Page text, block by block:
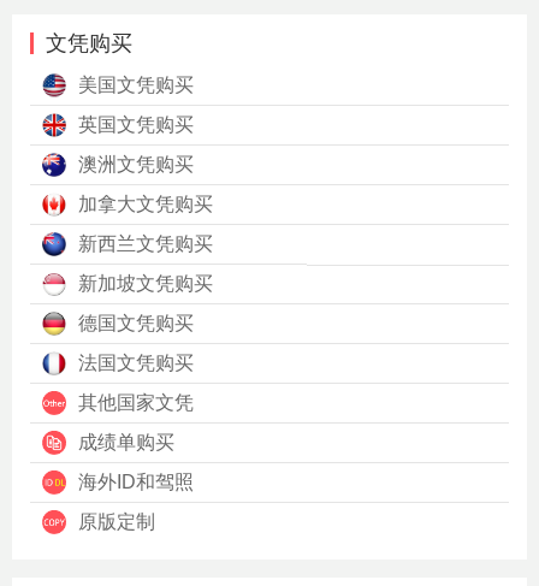
文凭购买
美国文凭购买
英国文凭购买
澳洲文凭购买
加拿大文凭购买
新西兰文凭购买
新加坡文凭购买
德国文凭购买
法国文凭购买
其他国家文凭
成绩单购买
海外ID和驾照
原版定制